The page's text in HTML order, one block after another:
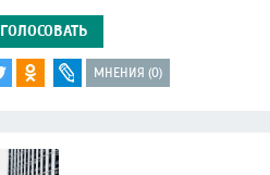
ГОЛОСОВАТЬ
МНЕНИЯ (0)